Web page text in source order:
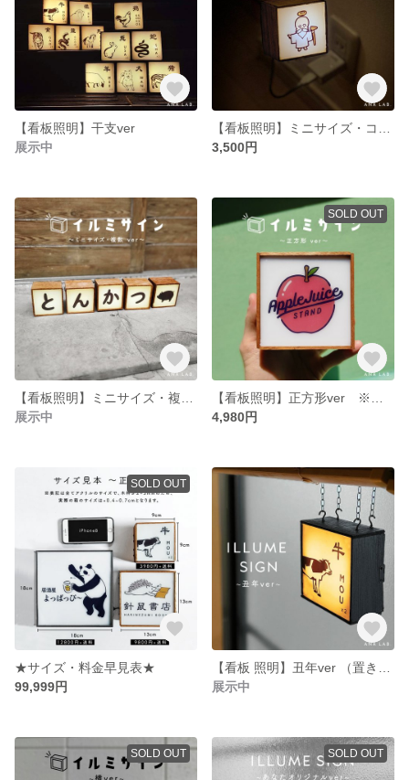
【看板照明】干支ver
展示中
3,500円
展示中
SOLD OUT
4,980円
SOLD OUT
★サイズ・料金早見表★
99,999円
展示中
SOLD OUT SOLD OUT